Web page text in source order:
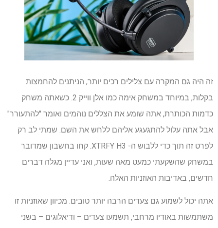
זה היה גם המקרה עם צלילים רכים יותר, הניתנים להחמצות
בקלות, במיוחד במשחק אימה כמו אלן ווייק 2. כשאתה משחק
כדמות הכותרת, אתה שומע את הצללים נוהמים ואומר "להתעורר"
אבל אתה עלול להתגעגע אליהם ללחש את השם. שמתי לב רק
לפרט זה תוך כדי ללבוש ה- XTRFY H3. קחו בחשבון שמדובר
במשחק שהשקעתי כמעט מאה שעות, ואני עדיין מגלה דברים
חדשים, באדיבות האוזניות האלה.
אתה יכול לשמוע גם צעדים הרבה יותר טובים. מכיוון שאוזניות זו
משתמשות באודיו מרחבי, תשמעו צעדים – ודיאלוגים – בשני